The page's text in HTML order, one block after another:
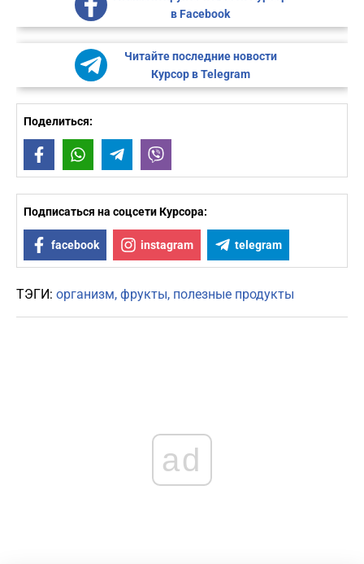
в Facebook
Читайте последние новости
Курсор в Telegram
Поделиться:
FacebookWhatsAppTelegram
Подписаться на соцсети Курсора:
facebook instagram telegram
ТЭГИ: организм фрукты полезные продукты
ad